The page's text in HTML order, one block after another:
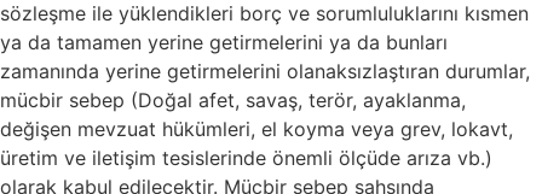
sözleşme ile yüklendikleri borç ve sorumluluklarını kısmen
ya da tamamen yerine getirmelerini ya da bunları
zamanında yerine getirmelerini olanaksızlaştıran durumlar,
mücbir sebep (Doğal afet, savaş, terör, ayaklanma,
değişen mevzuat hükümleri, el koyma veya grev, lokavt,
üretim ve iletişim tesislerinde önemli ölçüde arıza vb.)
olarak kabul edilecektir. Mücbir sebep şahsında